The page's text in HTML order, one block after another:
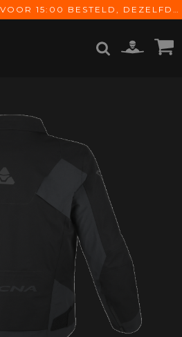
OP ONZE WERKDAGEN VOOR 15:00 BESTELD, DEZELFDE DAG VERZONDEN! GRATIS VERZENDING VANAF € 65,-